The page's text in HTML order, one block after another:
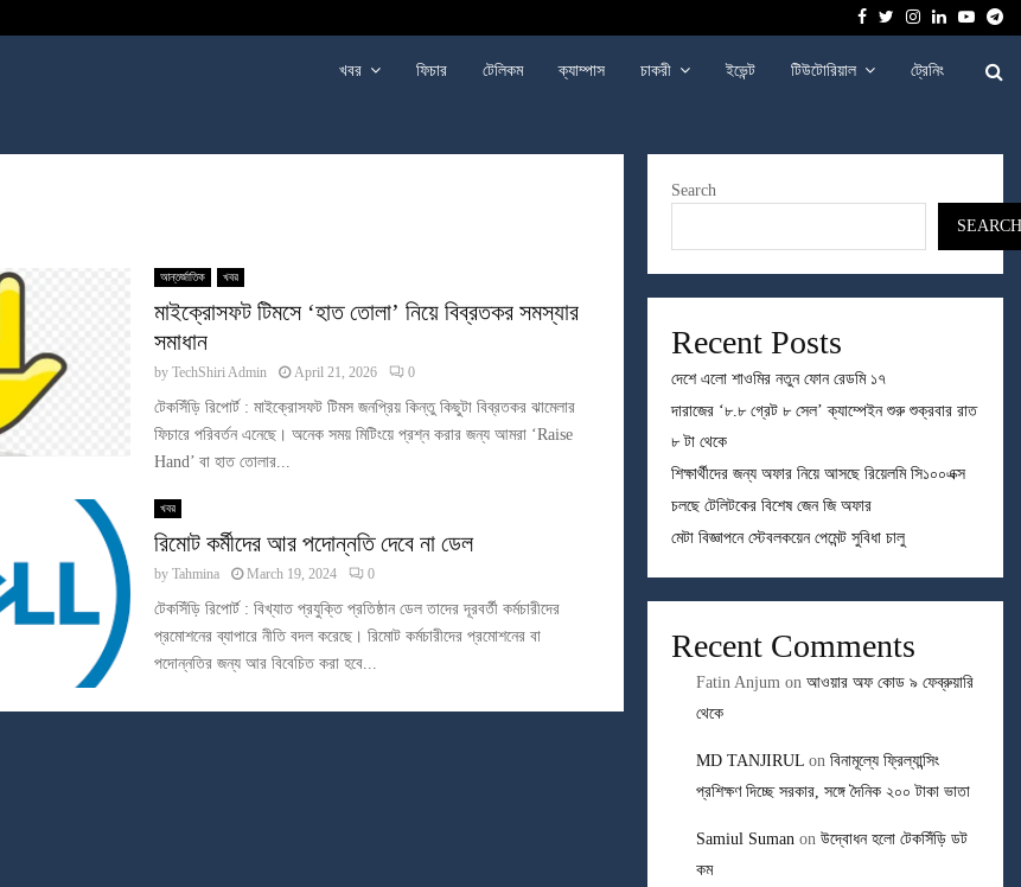
FacebookTwitter
Instagram
Linkedin
খবর ফিচার টেলিকম ক্যাম্পাস চাকরী ইভেন্ট টিউটোরিয়াল ট্রেনিং
আন্তর্জাতিক খবর
মাইক্রোসফট টিমসে ‘হাত তোলা’ নিয়ে বিব্রতকর সমস্যার
সমাধান
by TechShiri Admin April 21, 2026 0
টেকসিঁড়ি রিপোর্ট : মাইক্রোসফট টিমস জনপ্রিয় কিন্তু কিছুটা বিব্রতকর ঝামেলার
ফিচারে পরিবর্তন এনেছে। অনেক সময় মিটিংয়ে প্রশ্ন করার জন্য আমরা ‘Raise
Hand’ বা হাত তোলার...
খবর
রিমোট কর্মীদের আর পদোন্নতি দেবে না ডেল
by Tahmina March 19, 2024 0
টেকসিঁড়ি রিপোর্ট : বিখ্যাত প্রযুক্তি প্রতিষ্ঠান ডেল তাদের দূরবর্তী কর্মচারীদের
প্রমোশনের ব্যাপারে নীতি বদল করেছে। রিমোট কর্মচারীদের প্রমোশনের বা
পদোন্নতির জন্য আর বিবেচিত করা হবে...
Search
SEARCH
Recent Posts
দেশে এলো শাওমির নতুন ফোন রেডমি ১৭
দারাজের ‘৮.৮ গ্রেট ৮ সেল’ ক্যাম্পেইন শুরু শুক্রবার রাত
৮ টা থেকে
শিক্ষার্থীদের জন্য অফার নিয়ে আসছে রিয়েলমি সি১০০এক্স
চলছে টেলিটকের বিশেষ জেন জি অফার
মেটা বিজ্ঞাপনে স্টেবলকয়েন পেমেন্ট সুবিধা চালু
Recent Comments
Fatin Anjum on আওয়ার অফ কোড ৯ ফেব্রুয়ারি
থেকে
MD TANJIRUL on বিনামূল্যে ফ্রিল্যান্সিং
প্রশিক্ষণ দিচ্ছে সরকার, সঙ্গে দৈনিক ২০০ টাকা ভাতা
Samiul Suman on উদ্বোধন হলো টেকসিঁড়ি ডট
কম